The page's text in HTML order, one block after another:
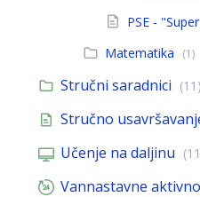
PSE -
Matematika
(1)
Stručni saradnici (11)
Stručno
Učenje na daljinu
Vannastavne